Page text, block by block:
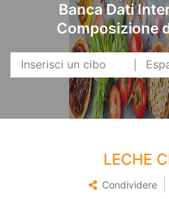
Banca Dati
Composizione
LECHE
Condividere